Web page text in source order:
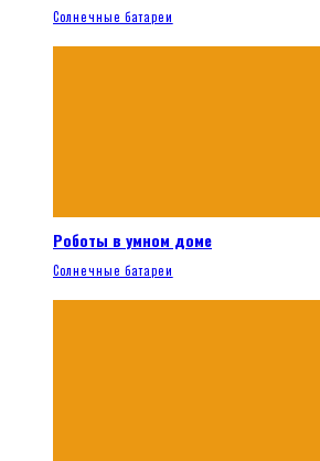
Солнечные батареи
Роботы в умном доме
Солнечные батареи